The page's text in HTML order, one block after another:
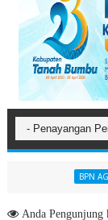
BPN AGT 26
PPAS 2026,
AndaPengunjung